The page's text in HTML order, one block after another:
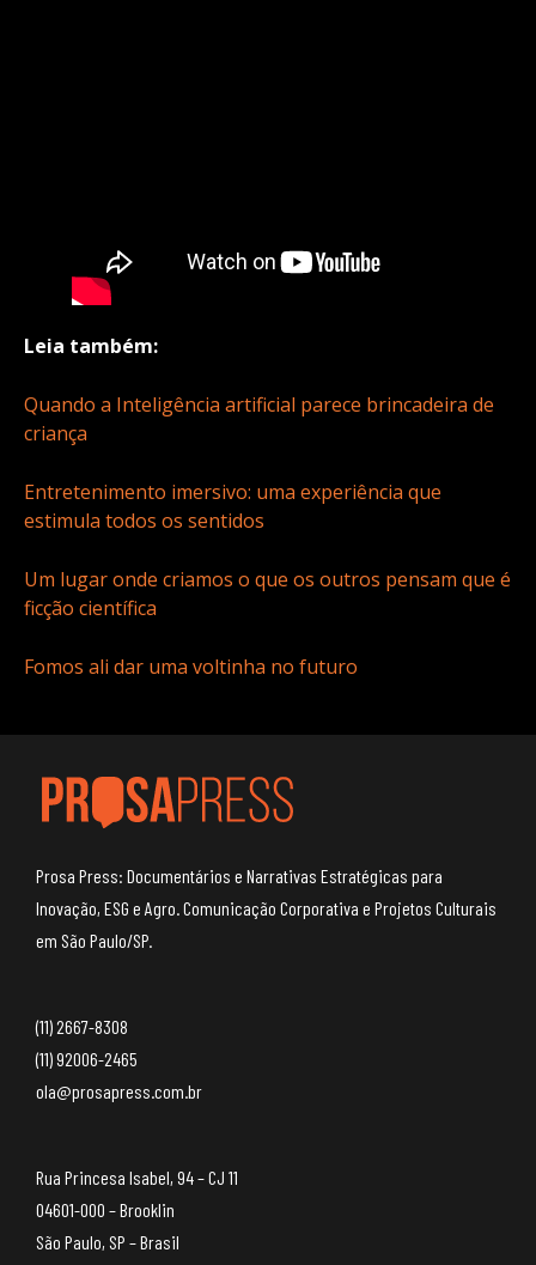
Leia também:
Quando a Inteligência artificial parece brincadeira de
criança
Entretenimento imersivo: uma experiência que
estimula todos os sentidos
Um lugar onde criamos o que os outros pensam que é
ficção científica
Fomos ali dar uma voltinha no futuro
Prosa Press: Documentários e Narrativas Estratégicas para
Inovação, ESG e Agro. Comunicação Corporativa e Projetos Culturais
em São Paulo/SP.
(11) 2667-8308
(11) 92006-2465
ola@prosapress.com.br
Rua Princesa Isabel, 94 – CJ 11
04601-000 – Brooklin
São Paulo, SP – Brasil